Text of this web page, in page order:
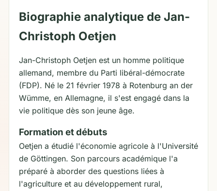
Biographie analytique de Jan-
Christoph Oetjen
Jan-Christoph Oetjen est un homme politique
allemand, membre du Parti libéral-démocrate
(FDP). Né le 21 février 1978 à Rotenburg an der
Wümme, en Allemagne, il s'est engagé dans la
vie politique dès son jeune âge.
Formation et débuts
Oetjen a étudié l'économie agricole à l'Université
de Göttingen. Son parcours académique l'a
préparé à aborder des questions liées à
l'agriculture et au développement rural,